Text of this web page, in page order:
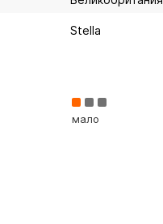
Stella
мало